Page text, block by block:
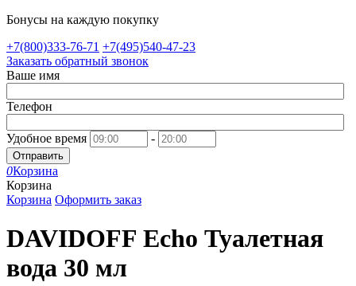
Бонусы на каждую покупку
+7(800)333-76-71 +7(495)540-47-23
Заказать обратный звонок
Ваше имя
Телефон
Удобное время -
Отправить
0Корзина
Корзина
Корзина Оформить заказ
DAVIDOFF Echo Туалетная
вода 30 мл